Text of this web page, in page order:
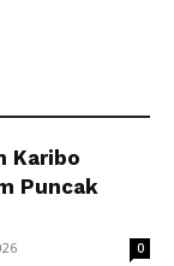
Karibo
Puncak
0